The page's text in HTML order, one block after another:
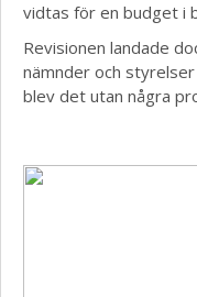
vidtas för en budget i
Revisionen landade
nämnder och
blev det utan några